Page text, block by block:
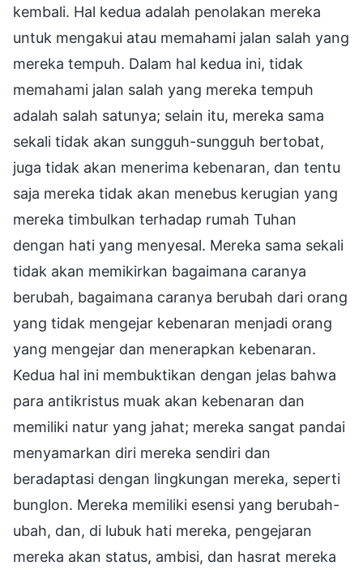
kembali. Hal kedua adalah penolakan mereka
untuk mengakui atau memahami jalan salah yang
mereka tempuh. Dalam hal kedua ini, tidak
memahami jalan salah yang mereka tempuh
adalah salah satunya; selain itu, mereka sama
sekali tidak akan sungguh-sungguh bertobat,
juga tidak akan menerima kebenaran, dan tentu
saja mereka tidak akan menebus kerugian yang
mereka timbulkan terhadap rumah Tuhan
dengan hati yang menyesal. Mereka sama sekali
tidak akan memikirkan bagaimana caranya
berubah, bagaimana caranya berubah dari orang
yang tidak mengejar kebenaran menjadi orang
yang mengejar dan menerapkan kebenaran.
Kedua hal ini membuktikan dengan jelas bahwa
para antikristus muak akan kebenaran dan
memiliki natur yang jahat; mereka sangat pandai
menyamarkan diri mereka sendiri dan
beradaptasi dengan lingkungan mereka, seperti
bunglon. Mereka memiliki esensi yang berubah-
ubah, dan, di lubuk hati mereka, pengejaran
mereka akan status, ambisi, dan hasrat mereka